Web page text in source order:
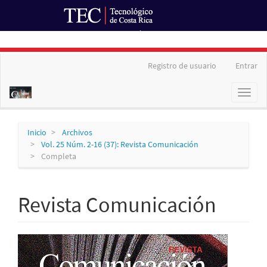
principal
Registro de usuario Entrar
Toggle
Inicio
Archivos
Vol. 25 Núm. 2-16 (37): Revista Comunicación
Completa
Revista Comunicación
Barra